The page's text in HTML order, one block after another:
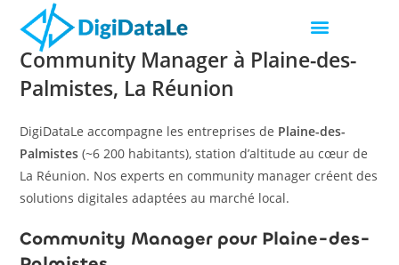
Community Manager à Plaine-des-
Palmistes, La Réunion
DigiDataLe accompagne les entreprises de Plaine-des-
Palmistes (~6 200 habitants), station d’altitude au cœur de
La Réunion. Nos experts en community manager créent des
solutions digitales adaptées au marché local.
Community Manager pour Plaine-des-